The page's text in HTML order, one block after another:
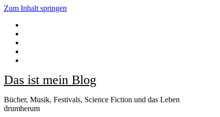
Zum Inhalt springen
Das ist mein Blog
Bücher, Musik, Festivals, Science Fiction und das Leben
drumherum